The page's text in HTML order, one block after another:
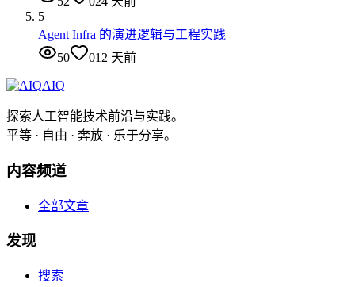
5
Agent Infra 的演进逻辑与工程实践
50
012 天前
AIQ
探索人工智能技术前沿与实践。
平等 · 自由 · 奔放 · 乐于分享。
内容频道
全部文章
发现
搜索